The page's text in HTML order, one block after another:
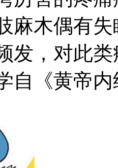
麻木偶有
发，对此
自《黄帝